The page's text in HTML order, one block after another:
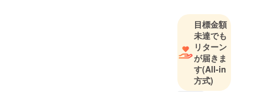
側が本当に
伝えたい化
粧品を提案
していきま
す。
目標金額
未達でも
リターン
が届きま
す(All-in
方式)